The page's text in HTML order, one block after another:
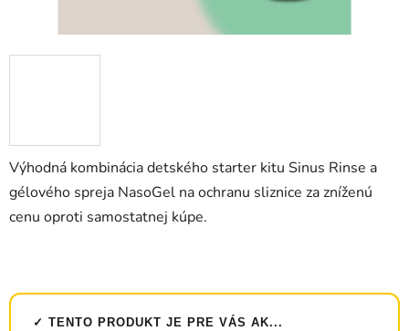
Výhodná kombinácia detského starter kitu Sinus Rinse a
gélového spreja NasoGel na ochranu sliznice za zníženú
cenu oproti samostatnej kúpe.
✓ TENTO PRODUKT JE PRE VÁS AK...